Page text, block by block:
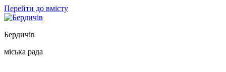
Перейти до вмісту
Бердичів
міська рада